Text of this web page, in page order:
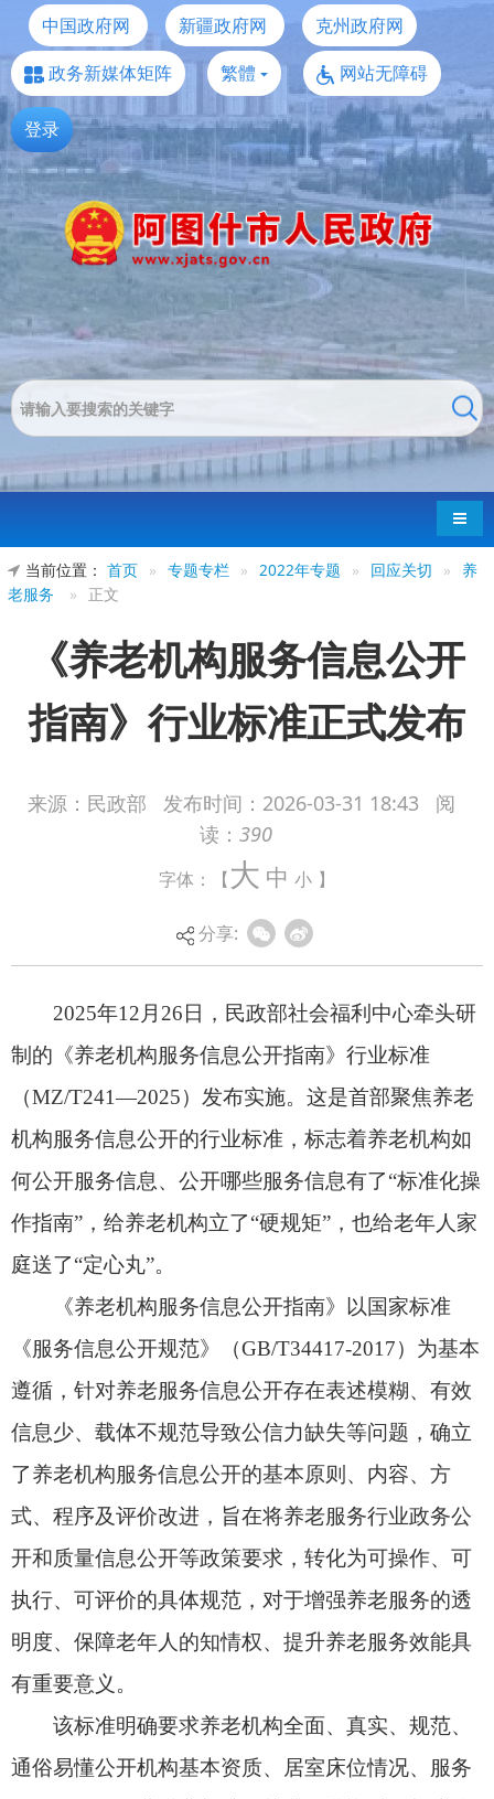
中国政府网 新疆政府网
克州政府网
政务新媒体矩阵
繁體 网站无障碍
登录
导航
当前位置： 首页 » 专题专栏 » 2022年专题 » 回应关切 »
养
老服务
» 正文
《养老机构服务信息公开
指南》行业标准正式发布
来源：民政部 发布时间： 2026-03-31 18:43
阅
读： 390
字体：【大 中 小 】
分享:
2025年12月26日，民政部社会福利中心牵头研
制的《养老机构服务信息公开指南》行业标准
（MZ/T241—2025）发布实施。这是首部聚焦养老
机构服务信息公开的行业标准，标志着养老机构如
作指南”，给养老机构立了“硬规矩”，也给老年人家
庭送了“定心丸”。
《养老机构服务信息公开指南》以国家标准
《服务信息公开规范》（GB/T34417-2017）为基本
信息少、载体不规范导致公信力缺失等问题，确立
了养老机构服务信息公开的基本原则、内容、方
式、程序及评价改进，旨在将养老服务行业政务公
开和质量信息公开等政策要求，转化为可操作、可
执行、可评价的具体规范，对于增强养老服务的透
有重要意义。
该标准明确要求养老机构全面、真实、规范、
通俗易懂公开机构基本资质、居室床位情况、服务
项目明细、收费缴费标准、从业人员资质、捐赠使
用情况、服务满意度等信息，有助于在养老服务市
循环，让市场主体无需再纠结“该公开什么”。同时
还配套了养老机构服务提供表参考范本、诚信承诺
书参考范本和公开内容清单，构建起“原则+内容
+工具”的完整体系，推动养老服务可感可及、明白
消费，实现全国一把尺子量到底。